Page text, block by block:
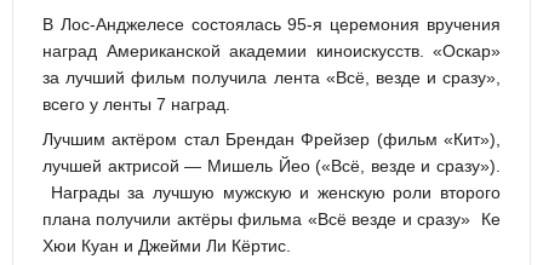
В Лос-Анджелесе состоялась 95-я церемония вручения
наград Американской академии киноискусств. «Оскар»
за лучший фильм получила лента «Всë, везде и сразу»,
всего у ленты 7 наград.
Лучшим актëром стал Брендан Фрейзер (фильм «Кит»),
лучшей актрисой — Мишель Йео («Всë, везде и сразу»).
Награды за лучшую мужскую и женскую роли второго
плана получили актёры фильма «Всё везде и сразу» Ке
Хюи Куан и Джейми Ли Кёртис.